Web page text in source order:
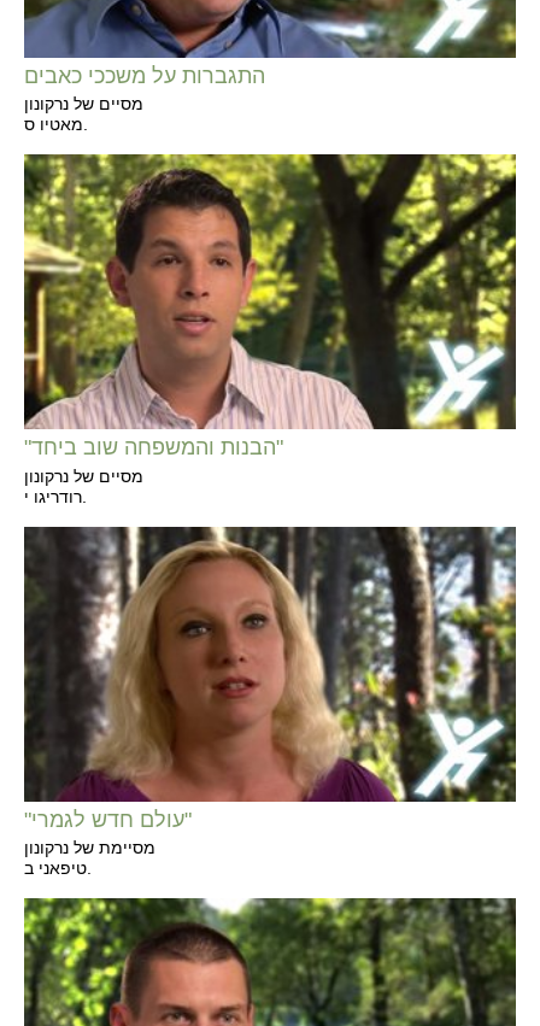
התגברות על משככי כאבים
מסיים של נרקונון
מאטיו ס.
"הבנות והמשפחה שוב ביחד"
מסיים של נרקונון
"עולם חדש לגמרי"
מסיימת של נרקונון
טיפאני ב.